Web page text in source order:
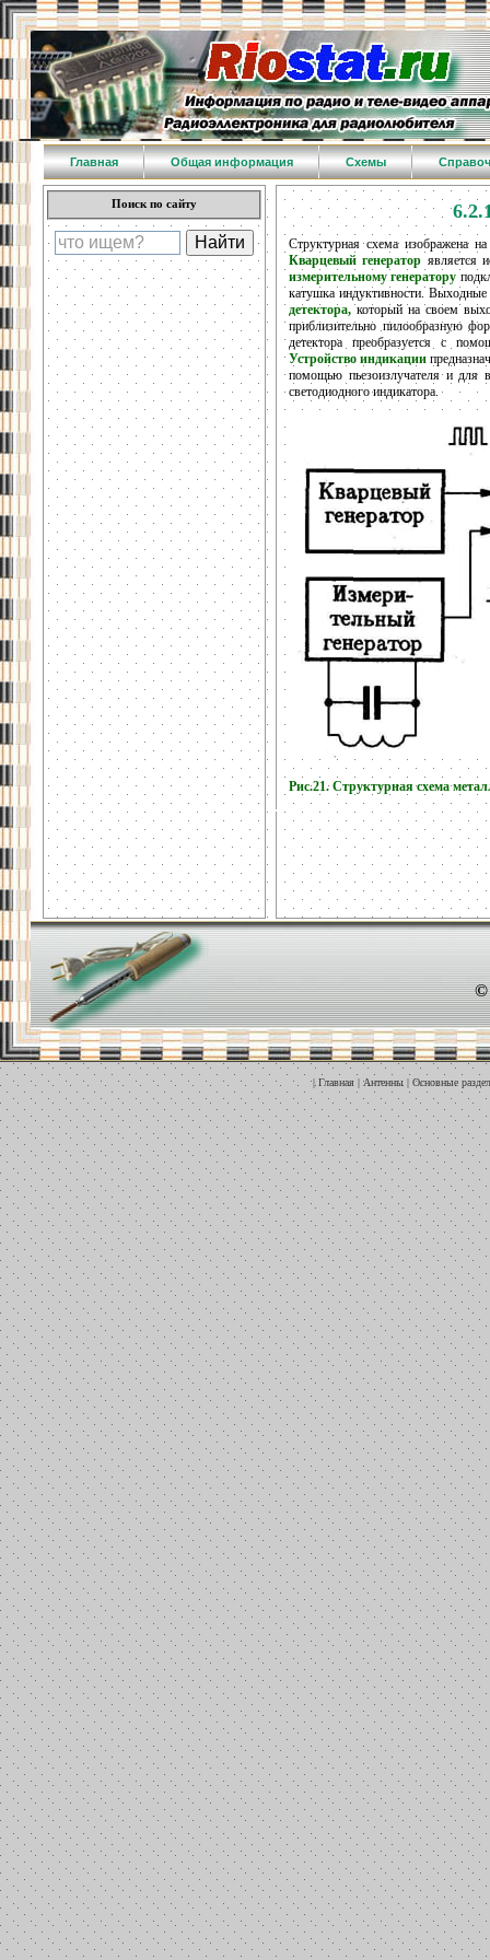
Главная Общая информация Схемы
Поиск по сайту
Структурная схема изображена
Кварцевый генератор является
измерительному генератору
катушка индуктивности.
детектора,который на своем
приблизительно пилообразную
детектора преобразуется с
Устройство индикации
помощью пьезоизлучателя и для
светодиодного индикатора.
Рис.21. Структурная схема
| Главная | Антенны | Основные